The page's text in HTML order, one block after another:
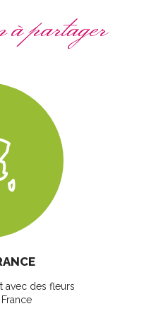
partager
avec des fleurs